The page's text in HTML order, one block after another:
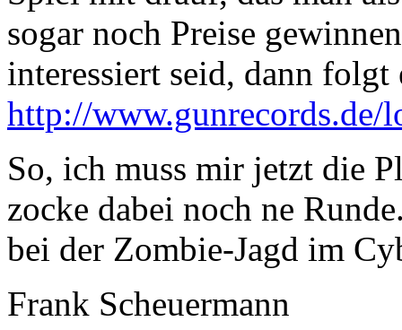
sogar noch Preise
interessiert seid, dann
http://www.gunrecords.de/
So, ich muss mir jetzt die
zocke dabei noch ne
bei der Zombie-Jagd im
Frank Scheuermann